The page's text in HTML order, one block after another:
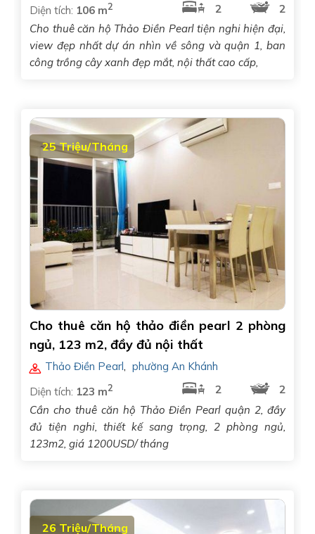
Diện tích: 106 m2 2
2
Cho thuê căn hộ Thảo Điền Pearl tiện nghi hiện đại,
view đẹp nhất dự án nhìn về sông và quận 1, ban
công trồng cây xanh đẹp mắt, nội thất cao cấp,
25 Triệu/Tháng
Cho thuê căn hộ thảo điền pearl 2 phòng
ngủ, 123 m2, đầy đủ nội thất
Thảo Điền Pearl
phường An Khánh
Diện tích: 123 m2 2
2
Cần cho thuê căn hộ Thảo Điền Pearl quận 2, đầy
đủ tiện nghi, thiết kế sang trọng, 2 phòng ngủ,
123m2, giá 1200USD/ tháng
26 Triệu/Tháng